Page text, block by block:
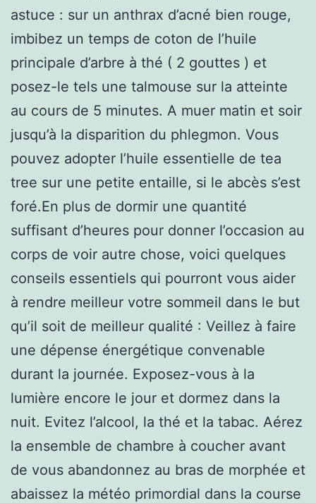
astuce : sur un anthrax d’acné bien rouge,
imbibez un temps de coton de l’huile
principale d’arbre à thé ( 2 gouttes ) et
posez-le tels une talmouse sur la atteinte
au cours de 5 minutes. A muer matin et soir
jusqu’à la disparition du phlegmon. Vous
pouvez adopter l’huile essentielle de tea
tree sur une petite entaille, si le abcès s’est
foré.En plus de dormir une quantité
suffisant d’heures pour donner l’occasion au
corps de voir autre chose, voici quelques
conseils essentiels qui pourront vous aider
à rendre meilleur votre sommeil dans le but
qu’il soit de meilleur qualité : Veillez à faire
une dépense énergétique convenable
durant la journée. Exposez-vous à la
lumière encore le jour et dormez dans la
nuit. Evitez l’alcool, la thé et la tabac. Aérez
la ensemble de chambre à coucher avant
de vous abandonnez au bras de morphée et
abaissez la météo primordial dans la course